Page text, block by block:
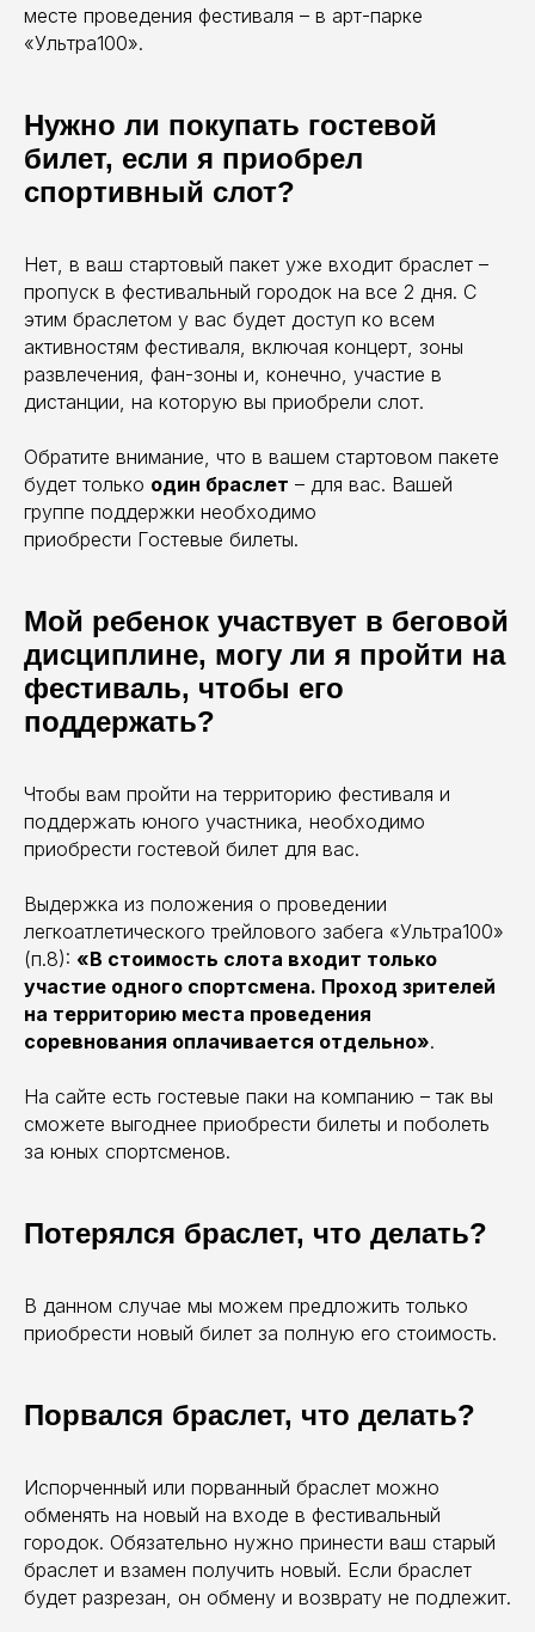
месте проведения фестиваля – в арт-парке
«Ультра100».
Нужно ли покупать гостевой
билет, если я приобрел
спортивный слот?
Нет, в ваш стартовый пакет уже входит браслет –
пропуск в фестивальный городок на все 2 дня. С
этим браслетом у вас будет доступ ко всем
активностям фестиваля, включая концерт, зоны
развлечения, фан-зоны и, конечно, участие в
дистанции, на которую вы приобрели слот.
Обратите внимание, что в вашем стартовом пакете
будет только один браслет – для вас. Вашей
группе поддержки необходимо
приобрести Гостевые билеты.
Мой ребенок участвует в беговой
дисциплине, могу ли я пройти на
фестиваль, чтобы его
поддержать?
Чтобы вам пройти на территорию фестиваля и
поддержать юного участника, необходимо
приобрести гостевой билет для вас.
Выдержка из положения о проведении
легкоатлетического трейлового забега «Ультра100»
(п.8): «В стоимость слота входит только
участие одного спортсмена. Проход зрителей
на территорию места проведения
соревнования оплачивается отдельно».
На сайте есть гостевые паки на компанию – так вы
сможете выгоднее приобрести билеты и поболеть
за юных спортсменов.
Потерялся браслет, что делать?
В данном случае мы можем предложить только
приобрести новый билет за полную его стоимость.
Порвался браслет, что делать?
Испорченный или порванный браслет можно
обменять на новый на входе в фестивальный
городок. Обязательно нужно принести ваш старый
браслет и взамен получить новый. Если браслет
будет разрезан, он обмену и возврату не подлежит.